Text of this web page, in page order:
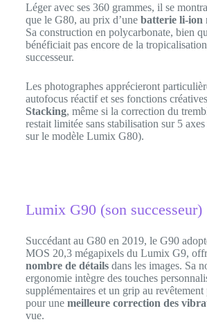
Léger avec ses 360 grammes, il se
que le G80, au prix d’une batterie li-ion
Sa construction en polycarbonate, bien
bénéficiait pas encore de la
successeur.
Les photographes apprécieront
autofocus réactif et ses fonctions
Stacking, même si la correction du
restait limitée sans stabilisation sur 5
sur le modèle Lumix G80).
Lumix G90 (son successeur)
Succédant au G80 en 2019, le G90
MOS 20,3 mégapixels du Lumix G9,
nombre de détailsdans les images. Sa
ergonomie intègre des touches
supplémentaires et un grip au
pour une meilleure correction des
vue.